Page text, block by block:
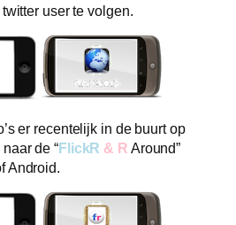
user te volgen.
er recentelijk in de buurt op
de “FlickR & R Around”
Android.